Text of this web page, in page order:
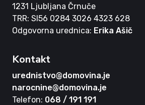
1231 Ljubljana Črnuče
TRR: SI56 0284 3026 4323 628
Odgovorna urednica: Erika Ašič
Kontakt
urednistvo@domovina.je
narocnine@domovina.je
Telefon: 068 / 191 191